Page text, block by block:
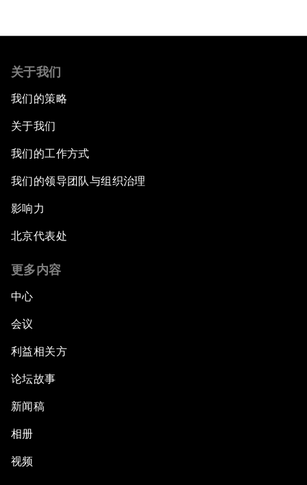
关于我们
我们的策略
关于我们
我们的工作方式
我们的领导团队与组织治理
影响力
北京代表处
更多内容
中心
会议
利益相关方
论坛故事
新闻稿
相册
视频